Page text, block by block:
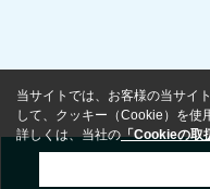
当サイトでは、お客様の当サイ
して、クッキー（Cookie）を使
詳しくは、当社の「Cookieの取